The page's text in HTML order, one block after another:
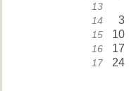
13
14 3
15 10
16 17
17 24